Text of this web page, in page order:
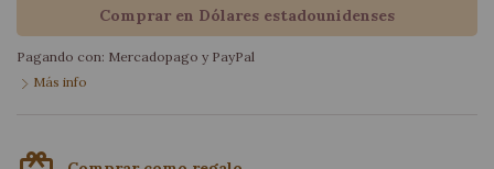
Comprar en Dólares estadounidenses
Pagando con: Mercadopago y PayPal
Más info